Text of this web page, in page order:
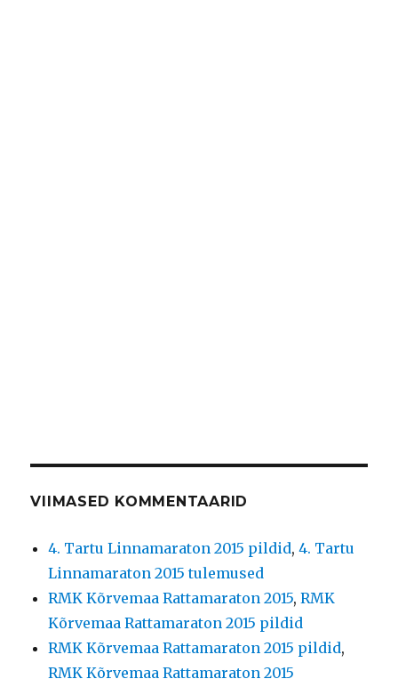
VIIMASED KOMMENTAARID
4. Tartu Linnamaraton 2015 pildid,4. Tartu
Linnamaraton 2015 tulemused
RMK Kõrvemaa Rattamaraton 2015,RMK
Kõrvemaa Rattamaraton 2015 pildid
RMK Kõrvemaa Rattamaraton 2015 pildid,
RMK Kõrvemaa Rattamaraton 2015